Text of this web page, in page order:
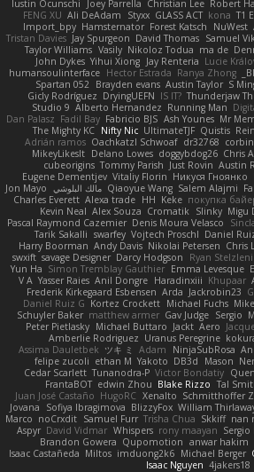
Iustin Ocunschi
Joey Parrella Christian Lee Robert
FENG XU Ali DeAdam Styxx GLASS ACT kona T1
Import_bpy Hamsternator Forest Katsch NuWest
Tristan Davies Jay Spurgeon David Thomas Samuel
Taylor Williams Vasily Nikoloz Todua ma de
John Dykes Yihui Xiong Jay Renteria Lucie
humansoulinterface Hector Estrada Ranya Zhong
Spartan 052
Brayden evans Austin Taylor S
Gicly Rodríguez DryingUEFN IS IT? Thunderjaw
Studio 9 Alberto Hernandez Running Man
Dan Palasz Fadil Bay Fabricio BJS Ash Younes Mr
The Mighty KC Nifty Nic UltimateTJF Quistis
Adrián ramos Oachkatzl Schwoaf dr32768
MikeyLikesIt Delano Lowes doggybdog26 Chris
cubeorigins Tommy Parish Just Rovin Austin
Eugene Dementjev Vitaliy Florin Никуся Гноянко
Jon Mayo مالك البلوشي Qiaoyue Wang Salem Alajmi
Charles Everett Alexa trade HH Keke покупка
Kevin Neal Alex Souza Cromatik Slinky Migu
Pascal Raymond Cazemier Denis Moura Velasco
Tarik Sakalli swarfey Vojtech Proschl Daniel
Harry Boorman Andy Davis Nikolai Petersen Chris
swxift savage Designer Darcy Hodgson Ryan Stelzleni
Yun Ha Simon Tremblay Gauthier Emma Levesque
V A Yasser Raies Anil Dongre Haradinxiii Khupaar
Frederik Kirkegaard Esbensen Arda Jackrobin23
Daniel Ruiz G Kortez Crockett Michael Fuchs
Schuyler Baker matthew armer Gav Judge Sergio
Peter Pietlasky Michael Buttaro Jackt Aero
Amberlie Rodriguez Uranus Peregrine
Assima Dauletbek ツキ ミ Adam NinjaSubRosa
felipe zucoli ethan M Yakoto DB3d Mason
Cedar Scarlett Tunanodra-P Victor Bondatiy
FrantaBOT edwin Zhou Blake Rizzo Tal
Juan José Castaño HugoRC Xenalto Schmitthoffer
Jovana
Sofiya Ibragimova BlizzyFox William
Marco noCrxdit Samuel Furr Trisha Chua Skkiff nan
Aspyr David Vidmar Whispers rony maayan Sergio
Brandon Gowera Qupomotion anwar hakim
Isaac Castañeda Miltos imduong2k6 Michael Berger
Isaac Nguyen 4jakers18